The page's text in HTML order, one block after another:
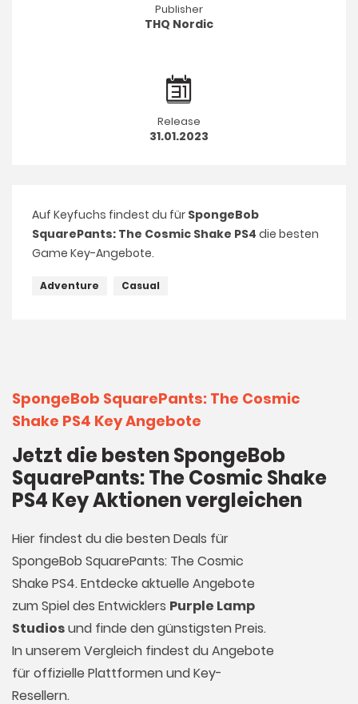
Publisher
THQ Nordic
Release
31.01.2023
Auf Keyfuchs findest du für SpongeBob
SquarePants: The Cosmic Shake PS4 die besten
Game Key-Angebote.
Adventure Casual
SpongeBob SquarePants: The Cosmic
Shake PS4 Key Angebote
Jetzt die besten SpongeBob
SquarePants: The Cosmic Shake
PS4 Key Aktionen vergleichen
Hier findest du die besten Deals für
SpongeBob SquarePants: The Cosmic
Shake PS4. Entdecke aktuelle Angebote
zum Spiel des Entwicklers Purple Lamp
Studiosund finde den günstigsten Preis.
In unserem Vergleich findest du Angebote
für offizielle Plattformen und Key-
Resellern.